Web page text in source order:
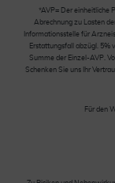
*AVP= Der einheitliche
Abrechnung zu Lasten
Informationsstelle für
Erstattungsfall abzügl. 5%
Summe der Einzel-AVP.
Schenken Sie uns Ihr
Für den